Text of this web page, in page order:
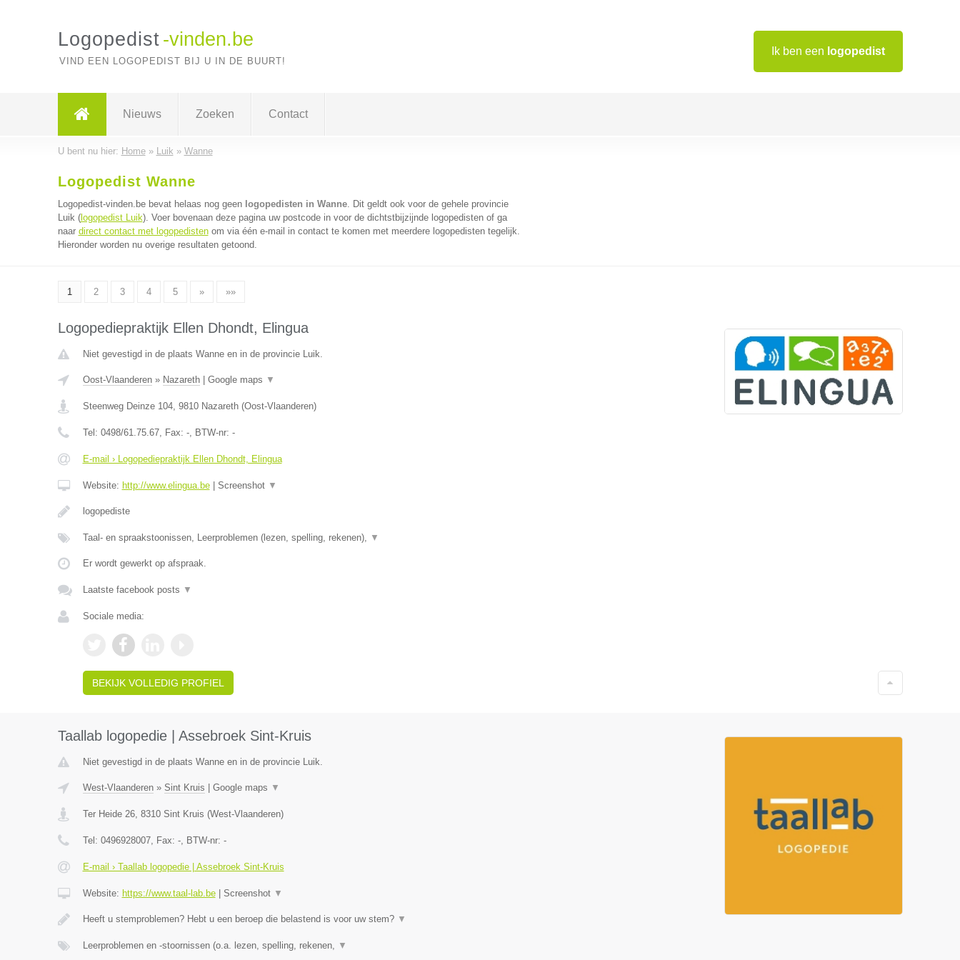
Ik ben een logopedist
Logopedist -vinden.be
VIND EEN LOGOPEDIST BIJ U IN DE BUURT!
Nieuws Zoeken Contact
U bent nu hier: Home» Luik » Wanne
Logopedist Wanne
Logopedist-vinden.be bevat helaas nog geen logopedisten in Wanne. Dit geldt ook voor de gehele provincie
Luik (logopedist Luik). Voer bovenaan deze pagina uw postcode in voor de dichtstbijzijnde logopedisten of ga
naar direct contact met logopedistenom via één e-mail in contact te komen met meerdere logopedisten tegelijk.
Hieronder worden nu overige resultaten getoond.
1 2 3 4 5 » »»
Logopediepraktijk Ellen Dhondt, Elingua
Niet gevestigd in de plaats Wanne en in de provincie Luik.
Oost-Vlaanderen» Nazareth| Google maps ▼
Steenweg Deinze 104, 9810 Nazareth(Oost-Vlaanderen)
Tel: 0498/61.75.67, Fax: -, BTW-nr: -
E-mail › Logopediepraktijk Ellen Dhondt, Elingua
Website: http://www.elingua.be| Screenshot ▼
logopediste
Taal- en spraakstoonissen, Leerproblemen (lezen, spelling, rekenen), ▼
Er wordt gewerkt op afspraak.
Laatste facebook posts ▼
Sociale media:
BEKIJK VOLLEDIG PROFIEL
Taallab logopedie | Assebroek Sint-Kruis
Niet gevestigd in de plaats Wanne en in de provincie Luik.
West-Vlaanderen» Sint Kruis Google maps ▼
Ter Heide 26, 8310 Sint Kruis (West-Vlaanderen)
Tel: 0496928007, Fax: -, BTW-nr: -
E-mail › Taallab logopedie | Assebroek Sint-Kruis
Website: https://www.taal-lab.be| Screenshot ▼
Heeft u stemproblemen? Hebt u een beroep die belastend is voor uw stem? ▼
Leerproblemen en -stoornissen (o.a. lezen, spelling, rekenen, ▼